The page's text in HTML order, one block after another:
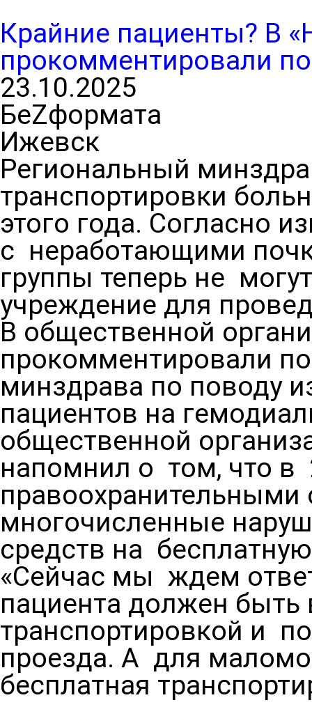
Крайние пациенты? В
прокомментировали
23.10.2025
БеZформата
Ижевск
Региональный
транспортировки
этого года. Согласно
с неработающими
группы теперь не
учреждение для
В общественной
прокомментировали
минздрава по поводу
пациентов на
общественной
напомнил о том, что в
многочисленные
средств на
«Сейчас мы ждем
пациента должен
транспортировкой и
проезда. А для
бесплатная